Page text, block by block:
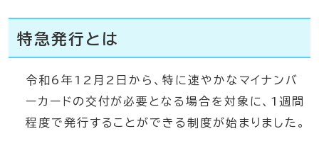
特急発行とは
令和6年12月2日から、特に速やかなマイナンバ
ーカードの交付が必要となる場合を対象に、1週間
程度で発行することができる制度が始まりました。